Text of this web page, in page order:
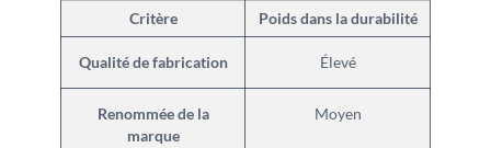
Critère Poids dans la durabilité
Qualité de fabrication Élevé
Renommée de la
marque
Moyen